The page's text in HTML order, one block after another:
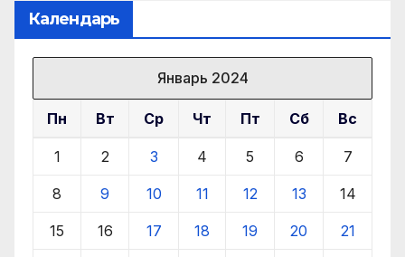
Календарь
Январь 2024
Пн Вт Ср Чт Пт Сб Вс
1 2 3 4 5 6 7
8 9 10 11 12 13 14
15 16 17 18 19 20 21